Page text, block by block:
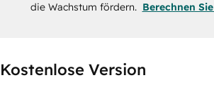
die Wachstum fördern. Berechnen
Kostenlose Version